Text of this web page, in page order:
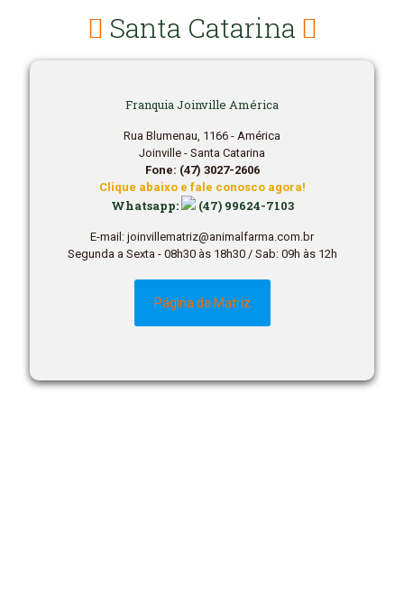
Santa Catarina
Franquia Joinville América
Rua Blumenau, 1166 - América
Joinville - Santa Catarina
Fone: (47) 3027-2606
Clique abaixo e fale conosco agora!
Whatsapp: (47) 99624-7103
E-mail: joinvillematriz@animalfarma.com.br
Segunda a Sexta - 08h30 às 18h30 / Sab: 09h às 12h
Página da Matriz